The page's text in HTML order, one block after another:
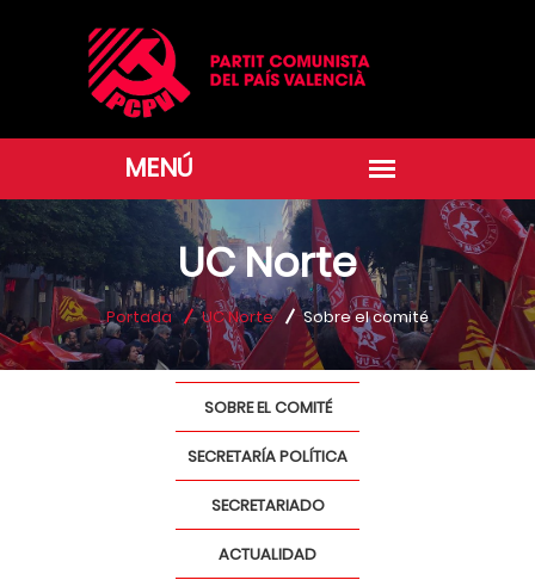
UC Norte
Portada UC Norte Sobre el comité
SOBRE EL COMITÉ
SECRETARÍA POLÍTICA
SECRETARIADO
ACTUALIDAD